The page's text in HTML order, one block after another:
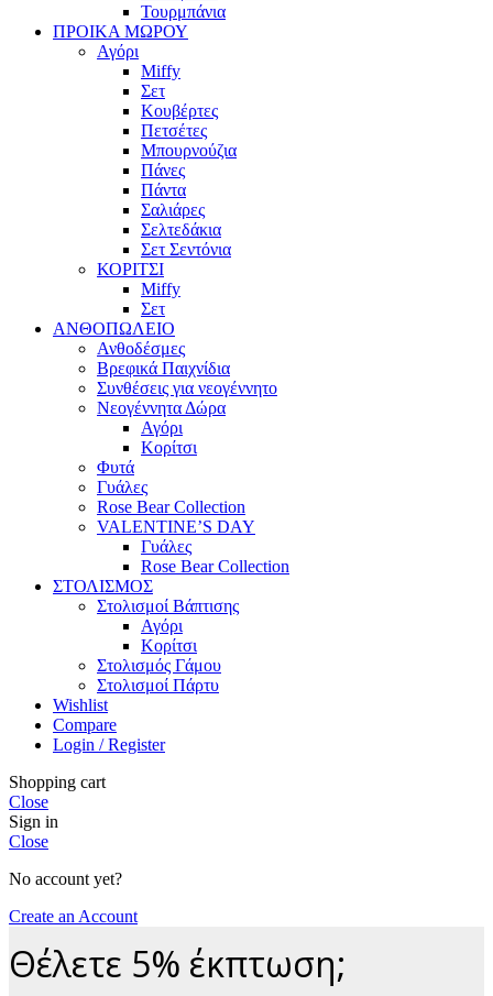
Τουρμπάνια
ΠΡΟΙΚΑ ΜΩΡΟΥ
Αγόρι
Miffy
Σετ
Κουβέρτες
Πετσέτες
Μπουρνούζια
Πάνες
Πάντα
Σαλιάρες
Σελτεδάκια
Σετ Σεντόνια
ΚΟΡΙΤΣΙ
Miffy
Σετ
ΑΝΘΟΠΩΛΕΙΟ
Ανθοδέσμες
Βρεφικά Παιχνίδια
Συνθέσεις για νεογέννητο
Νεογέννητα Δώρα
Αγόρι
Κορίτσι
Φυτά
Γυάλες
Rose Bear Collection
VALENTINE’S DAY
Γυάλες
Rose Bear Collection
ΣΤΟΛΙΣΜΟΣ
Στολισμοί Βάπτισης
Αγόρι
Κορίτσι
Στολισμός Γάμου
Στολισμοί Πάρτυ
Wishlist
Compare
Login / Register
Shopping cart
Close
Sign in
Close
No account yet?
Create an Account
Θέλετε 5% έκπτωση;